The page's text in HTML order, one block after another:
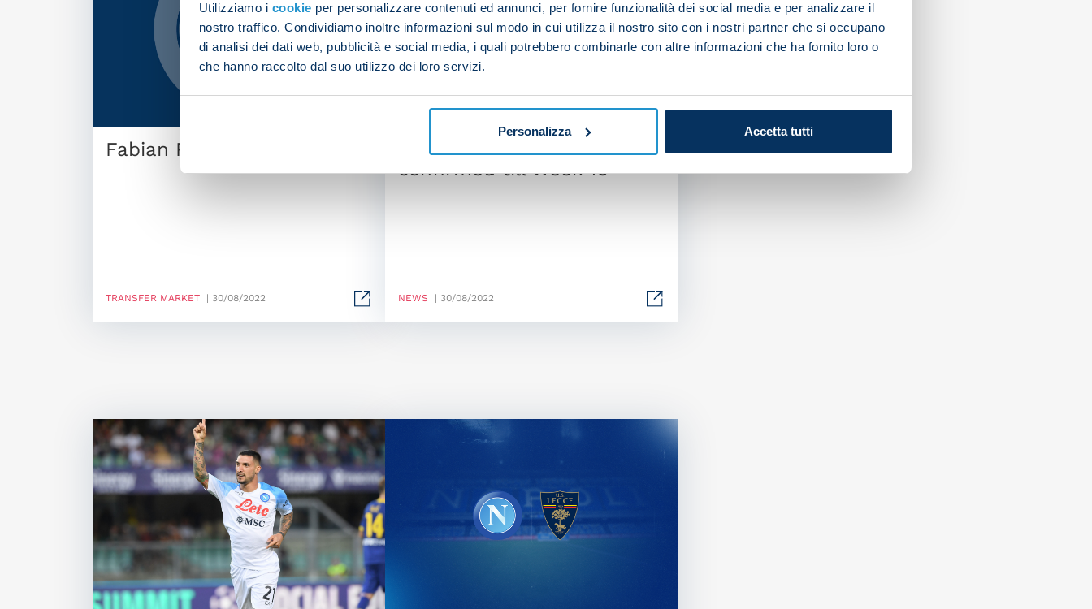
Utilizziamo i cookie per personalizzare contenuti ed annunci, per fornire funzionalità dei social media e per analizzare il
nostro traffico. Condividiamo inoltre informazioni sul modo in cui utilizza il nostro sito con i nostri partner che si occupano
di analisi dei dati web, pubblicità e social media, i quali potrebbero combinarle con altre informazioni che ha fornito loro o
che hanno raccolto dal suo utilizzo dei loro servizi.
Personalizza Accetta tutti
Fabian Ruiz joins PSG
TRANSFER MARKET | 30/08/2022
Serie A kick-off times
confirmed till Week 16
NEWS | 30/08/2022